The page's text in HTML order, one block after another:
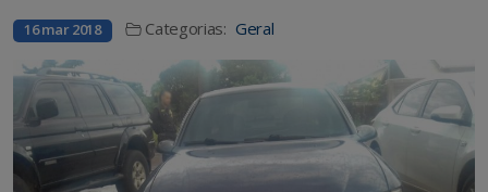
16 mar 2018 Categorias: Geral